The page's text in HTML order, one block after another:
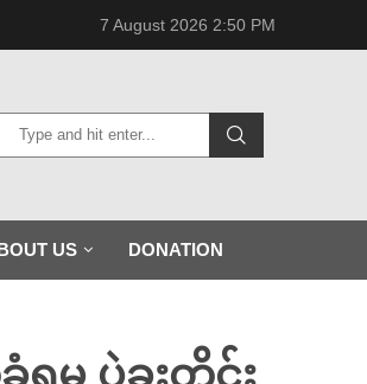
7 August 2026 2:50 PM
US DONATION